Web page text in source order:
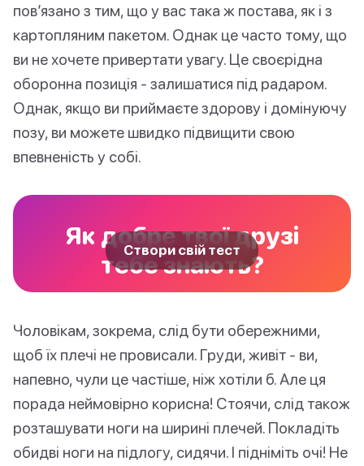
пов’язано з тим, що у вас така ж постава, як і з
картопляним пакетом. Однак це часто тому, що
ви не хочете привертати увагу. Це своєрідна
оборонна позиція - залишатися під радаром.
Однак, якщо ви приймаєте здорову і домінуючу
позу, ви можете швидко підвищити свою
впевненість у собі.
Як добре твої друзі
тебе знають?
Створи свій тест
Чоловікам, зокрема, слід бути обережними,
щоб їх плечі не провисали. Груди, живіт - ви,
напевно, чули це частіше, ніж хотіли б. Але ця
порада неймовірно корисна! Стоячи, слід також
розташувати ноги на ширині плечей. Покладіть
обидві ноги на підлогу, сидячи. І підніміть очі! Не